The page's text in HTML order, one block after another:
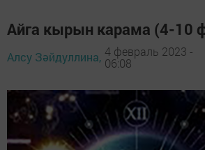
Айга кырын карама (4-10
Алсу Зәйдуллина, 4 февраль 2023 -
06:08